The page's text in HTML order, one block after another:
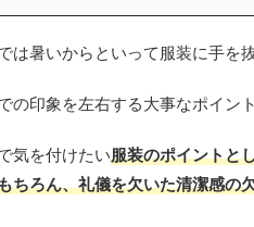
は暑いからといって服装に手を
の印象を左右する大事なポイント
気を付けたい服装のポイントと
ちろん、礼儀を欠いた清潔感の